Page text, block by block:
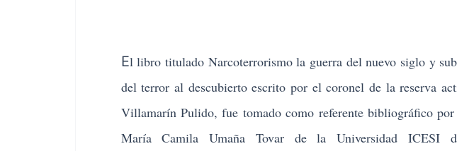
El libro titulado Narcoterrorismo la guerra del nuevo siglo y
del terror al descubiertoescrito por el coronel de la reserva
Villamarín Pulido, fue tomado como referente bibliográfico
María Camila Umaña Tovar de la Universidad ICESI